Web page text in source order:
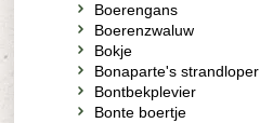
Boerengans
Boerenzwaluw
Bokje
Bonaparte's strandloper
Bontbekplevier
Bonte boertje